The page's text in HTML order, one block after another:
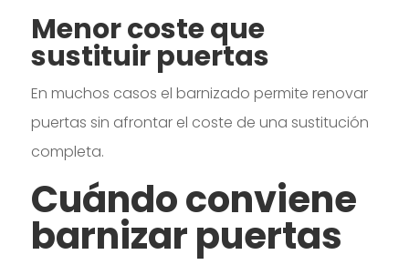
Menor coste que
sustituir puertas
En muchos casos el barnizado permite renovar
puertas sin afrontar el coste de una sustitución
completa.
Cuándo conviene
barnizar puertas